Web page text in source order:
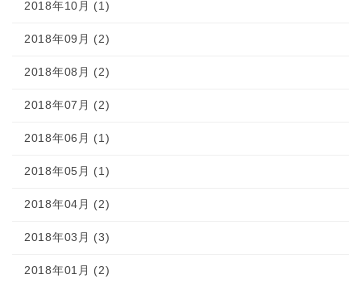
2018年10月 (1)
2018年09月 (2)
2018年08月 (2)
2018年07月 (2)
2018年06月 (1)
2018年05月 (1)
2018年04月 (2)
2018年03月 (3)
2018年01月 (2)